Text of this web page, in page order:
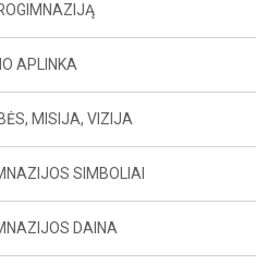
APLINKA
MISIJA, VIZIJA
SIMBOLIAI
DAINA